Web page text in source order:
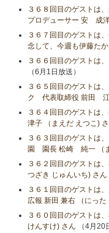
３６８回目のゲストは
プロデューサー 安 成
３６７回目のゲストは
念して、今週も伊藤たか
３６６回目のゲストは
（6月1日放送）
３６５回目のゲストは
ク 代表取締役 前田 江
３６４回目のゲストは
津子 （まえだ えつこ)
３６３回目のゲストは
園 園長 松崎 純一 （
３６２回目のゲストは
つざき じゅんいち) さん
３６１回目のゲストは
広報 新田 兼右 （にった
３６０回目のゲストは
けんすけ) さん （4月20